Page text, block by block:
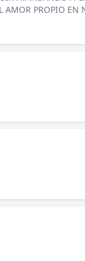
AMOR PROPIO EN